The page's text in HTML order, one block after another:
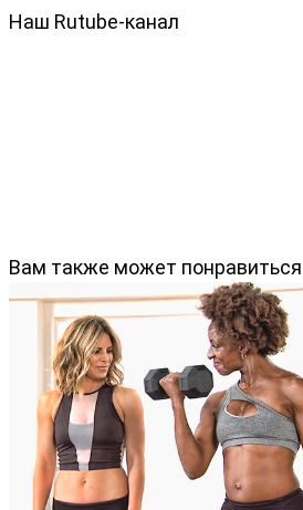
Наш Rutube-канал
Вам также может понравиться